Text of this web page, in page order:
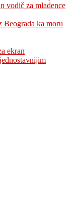
vodič za mladence
Beograda ka moru
ekran